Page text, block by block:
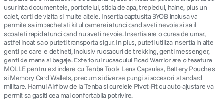
usurinta documentele, portofelul, sticla de apa, trepiedul, haine, plus un
caiet, carti de vizita si multe altele. Insertia captusita BYOB inclusa va
permite sa impachetati kitul camerei atunci cand aveti nevoie si sa il
scoateti rapid atunci cand nu aveti nevoie. Insertia are o curea de umar,
astfel incat sa o puteti transporta sigur. In plus, puteti utiliza insertia in alte
genti pe care le detineti, inclusiv rucsacuri de trekking, genti messenger,
genti de mana si bagaje. Exteriorul rucsacului Road Warrior are o tesatura
MOLLE pentru extindere cu Tenba Tools Lens Capsules, Battery Pouches
si Memory Card Wallets, precum si diverse pungi si accesorii standard
militare. Hamul Airflow de la Tenba si curelele Pivot-Fit cu auto-ajustare va
permit sa gasiti cea mai confortabila potrivire.